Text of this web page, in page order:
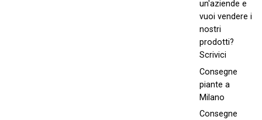
un'aziende e
vuoi vendere i
nostri
prodotti?
Scrivici
Consegne
piante a
Milano
Consegne